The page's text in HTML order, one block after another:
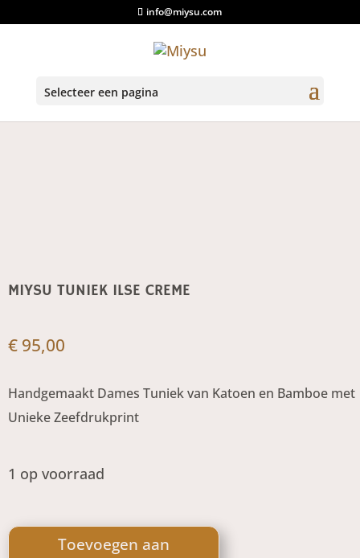
info@miysu.com
Selecteer een pagina
MIYSU TUNIEK ILSE CREME
€ 95,00
Handgemaakt Dames Tuniek van Katoen en Bamboe met
Unieke Zeefdrukprint
1 op voorraad
Tuniek
Toevoegen aan